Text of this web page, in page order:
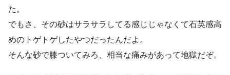
た。
でもさ、その砂はサラサラしてる感じじゃなくて石英感高
めのトゲトゲしたやつだったんだよ。
そんな砂で膝ついてみろ、相当な痛みがあって地獄だぞ。